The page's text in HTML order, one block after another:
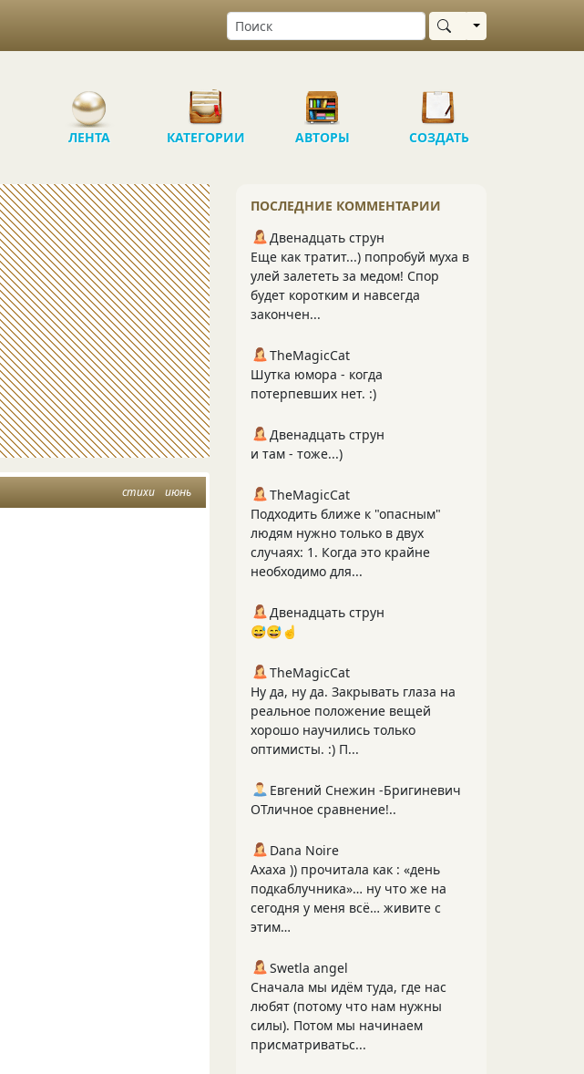
Выбрать область
ЛЕНТА КАТЕГОРИИ АВТОРЫ СОЗДАТЬ
стихи июнь
ПОСЛЕДНИЕ КОММЕНТАРИИ
Двенадцать струн
Еще как тратит...) попробуй муха в
улей залететь за медом! Спор
будет коротким и навсегда
закончен...
TheMagicCat
Шутка юмора - когда
потерпевших нет. :)
Двенадцать струн
и там - тоже...)
TheMagicCat
Подходить ближе к "опасным"
людям нужно только в двух
случаях: 1. Когда это крайне
необходимо для...
Двенадцать струн
😅😅☝️
TheMagicCat
Ну да, ну да. Закрывать глаза на
реальное положение вещей
хорошо научились только
оптимисты. :) П...
Евгений Снежин -Бригиневич
ОТличное сравнение!..
Dana Noire
Ахаха )) прочитала как : «день
подкаблучника»… ну что же на
сегодня у меня всё… живите с
этим…
Swetla angel
Сначала мы идём туда, где нас
любят (потому что нам нужны
силы). Потом мы начинаем
присматриватьс...